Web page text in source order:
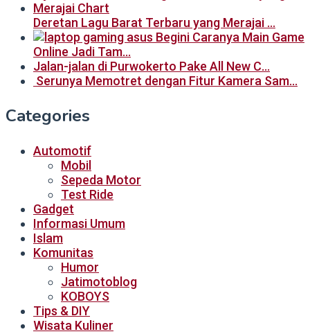
Deretan Lagu Barat Terbaru yang Merajai …
Begini Caranya Main Game
Online Jadi Tam…
Jalan-jalan di Purwokerto Pake All New C…
Serunya Memotret dengan Fitur Kamera Sam…
Categories
Automotif
Mobil
Sepeda Motor
Test Ride
Gadget
Informasi Umum
Islam
Komunitas
Humor
Jatimotoblog
KOBOYS
Tips & DIY
Wisata Kuliner